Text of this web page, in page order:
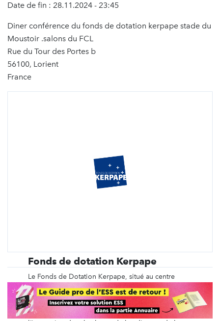
Date de fin : 28.11.2024 - 23:45
Diner conférence du fonds de dotation kerpape stade du
Moustoir .salons du FCL
Rue du Tour des Portes b
56100, Lorient
France
Fonds de dotation Kerpape
Le Fonds de Dotation Kerpape, situé au centre
mutualiste de Kerpape en Bretagne, promeut des
actions d'appel à la générosité et développe des
conventions de mécénat avec le monde
économique, afin d’encourager et de renforcer